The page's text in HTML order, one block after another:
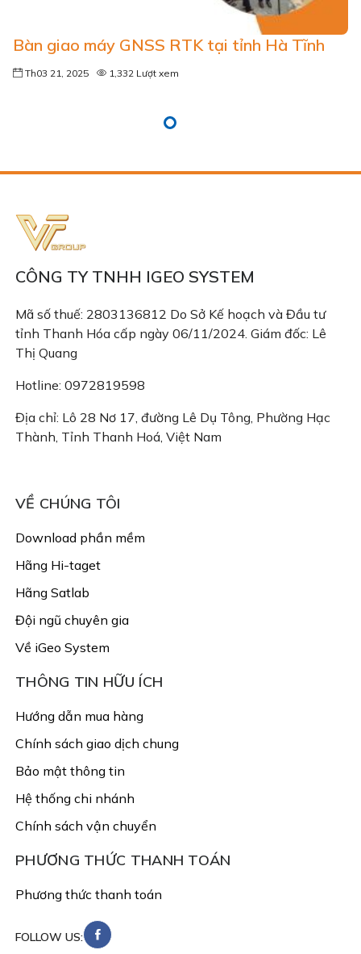
Bàn giao máy GNSS RTK tại tỉnh Hà Tĩnh
Th03 21, 2025 1,332 Lượt xem
CÔNG TY TNHH IGEO SYSTEM
Mã số thuế: 2803136812 Do Sở Kế hoạch và Đầu tư
tỉnh Thanh Hóa cấp ngày 06/11/2024. Giám đốc: Lê
Thị Quang
Hotline: 0972819598
Địa chỉ: Lô 28 Nơ 17, đường Lê Dụ Tông, Phường Hạc
Thành, Tỉnh Thanh Hoá, Việt Nam
VỀ CHÚNG TÔI
Download phần mềm
Hãng Hi-taget
Hãng Satlab
Đội ngũ chuyên gia
Về iGeo System
THÔNG TIN HỮU ÍCH
Hướng dẫn mua hàng
Chính sách giao dịch chung
Bảo mật thông tin
Hệ thống chi nhánh
Chính sách vận chuyển
PHƯƠNG THỨC THANH TOÁN
Phương thức thanh toán
FOLLOW US: